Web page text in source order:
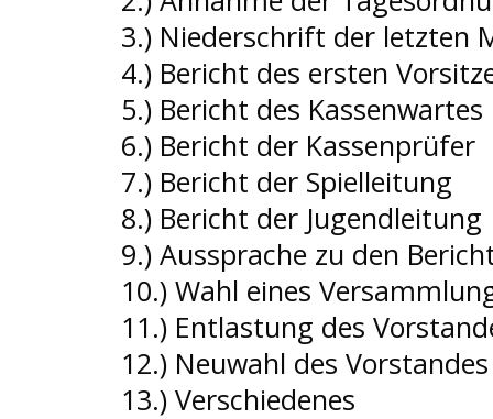
3.) Niederschrift der letzten
4.) Bericht des ersten
5.) Bericht des Kassenwartes
6.) Bericht der Kassenprüfer
7.) Bericht der Spielleitung
8.) Bericht der Jugendleitung
9.) Aussprache zu den
10.) Wahl eines
11.) Entlastung des
12.) Neuwahl des Vorstandes
13.) Verschiedenes